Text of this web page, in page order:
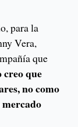
para la
Vera,
que
creo que
no como
mercado